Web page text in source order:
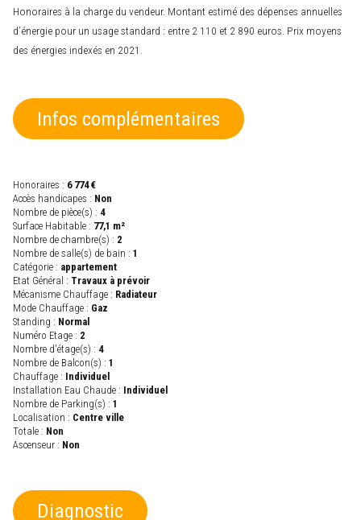
Honoraires à la charge du vendeur. Montant estimé des dépenses annuelles
d’énergie pour un usage standard : entre 2 110 et 2 890 euros. Prix moyens
des énergies indexés en 2021.
Infos complémentaires
Honoraires : 6 774 €
Accès handicapes : Non
Nombre de pièce(s) : 4
Surface Habitable : 77,1 m²
Nombre de chambre(s) : 2
Nombre de salle(s) de bain : 1
Catégorie : appartement
Etat Général : Travaux à prévoir
Mécanisme Chauffage : Radiateur
Mode Chauffage : Gaz
Standing : Normal
Numéro Etage : 2
Nombre d'étage(s) : 4
Nombre de Balcon(s) : 1
Chauffage : Individuel
Installation Eau Chaude : Individuel
Nombre de Parking(s) : 1
Localisation : Centre ville
Totale : Non
Ascenseur : Non
Diagnostic